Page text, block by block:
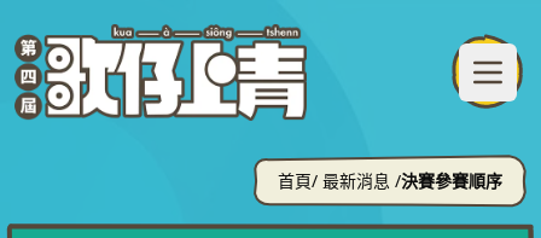
首頁/ 最新消息 /決賽參賽順序